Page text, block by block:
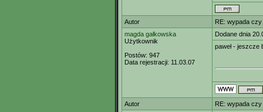
Autor
RE: wypada
magda gałkowska
Użytkownik
Postów: 947
Data rejestracji: 11.03.07
Dodane dnia
paweł -
Autor
RE: wypada